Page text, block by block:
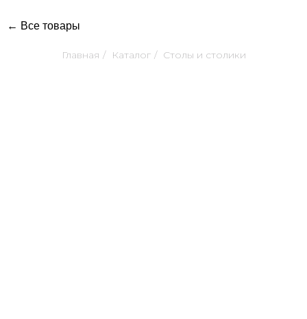
← Все товары
Главная / Каталог / Столы и столики